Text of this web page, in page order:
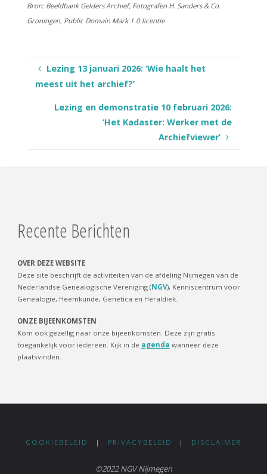
Bron: Beeldbank Gelders Archief, Fotografen H. Sanders & Co.
Groningen, Public Domain Mark 1.0 licentie
Lezing 13 januari 2026: ‘Wie haalt het
meest uit het archief?’
Lezing en demonstratie 10 februari 2026:
‘Het Kadaster: Werker met de
Archiefviewer’
Recente Berichten
OVER DEZE WEBSITE
Deze site beschrijft de activiteiten van de afdeling Nijmegen van de
Nederlandse Genealogische Vereniging (NGV), Kenniscentrum voor
Genealogie, Heemkunde, Genetica en Heraldiek.
ONZE BIJEENKOMSTEN
Kom ook gezellig naar onze bijeenkomsten. Deze zijn gratis
toegankelijk voor iedereen. Kijk in de agenda wanneer deze
plaatsvinden.
COOKIEBELEID | PRIVACYBELEID | DISCLAIMER
©2022 NGV Nijmegen